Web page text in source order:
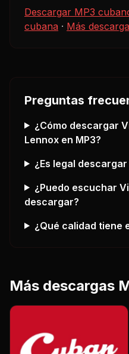
Descargar MP3
cubana · Más
Preguntas
¿Cómo descargar
Lennox en MP3?
¿Es legal descargar
¿Puedo escuchar
descargar?
¿Qué calidad tiene
Más descargas